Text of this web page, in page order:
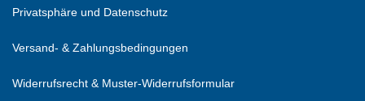
Privatsphäre und Datenschutz
Versand- & Zahlungsbedingungen
Widerrufsrecht & Muster-Widerrufsformular